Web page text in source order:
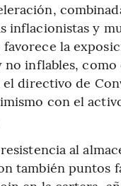
inflacionistas y
la
no inflables,
el directivo de
con el
al
también puntos